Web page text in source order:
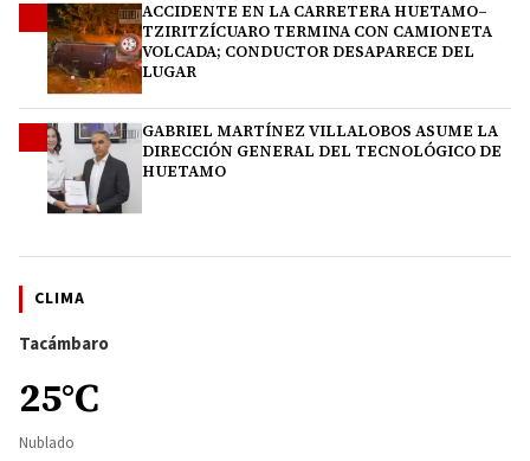
ACCIDENTE EN LA CARRETERA HUETAMO–
TZIRITZÍCUARO TERMINA CON CAMIONETA
VOLCADA; CONDUCTOR DESAPARECE DEL
LUGAR
GABRIEL MARTÍNEZ VILLALOBOS ASUME LA
DIRECCIÓN GENERAL DEL TECNOLÓGICO DE
HUETAMO
CLIMA
Tacámbaro
25°C
Nublado